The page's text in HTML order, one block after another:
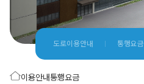
도로이용안내 통행요금
이용안내통행요금